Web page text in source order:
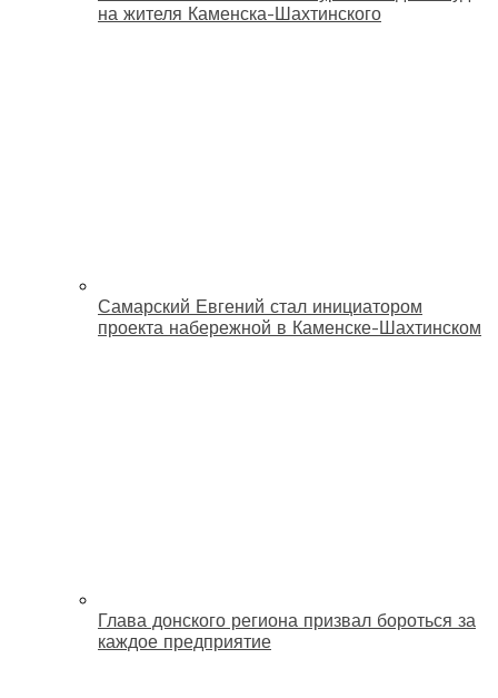
на жителя Каменска-Шахтинского
Самарский Евгений стал инициатором
проекта набережной в Каменске-Шахтинском
Глава донского региона призвал бороться за
каждое предприятие